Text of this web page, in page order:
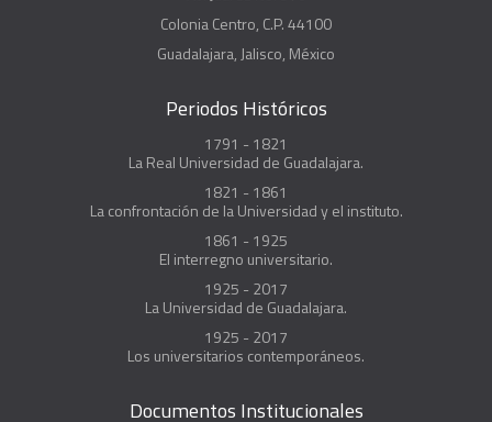
Colonia Centro, C.P. 44100
Guadalajara, Jalisco, México
Periodos Históricos
1791 - 1821
La Real Universidad de Guadalajara.
1821 - 1861
La confrontación de la Universidad y el instituto.
1861 - 1925
El interregno universitario.
1925 - 2017
La Universidad de Guadalajara.
1925 - 2017
Los universitarios contemporáneos.
Documentos Institucionales